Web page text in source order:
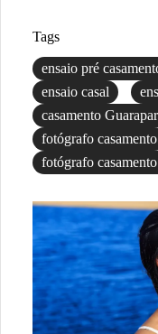
Tags
ensaio pré
ensaio casal
casamento
fotógrafo casamento
fotógrafo